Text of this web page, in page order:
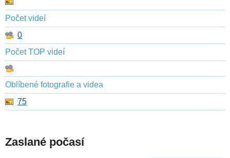
Počet videí
0
Počet TOP videí
Oblíbené fotografie a videa
75
Zaslané počasí